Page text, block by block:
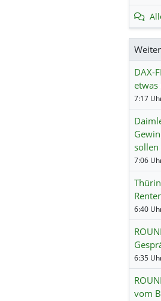
DAX-
etwas
7:17
7:06
6:40
6:35
vom